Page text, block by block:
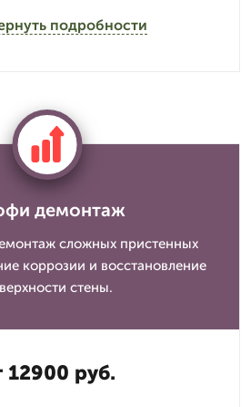
подробности
демонтаж
сложных пристенных
коррозии и восстановление
стены.
12900 руб.